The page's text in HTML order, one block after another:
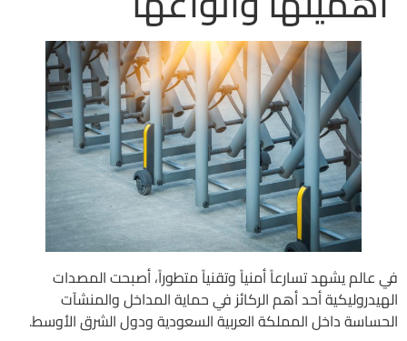
في عالم يشهد تسارعاً أمنياً وتقنياً متطوراً، أصبحت المصدات
الهيدروليكية أحد أهم الركائز في حماية المداخل والمنشآت
الحساسة داخل المملكة العربية السعودية ودول الشرق الأوسط.